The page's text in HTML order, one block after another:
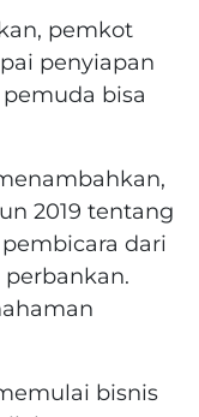
pemkot
penyiapan
bisa
2019 tentang
dari
bisnis